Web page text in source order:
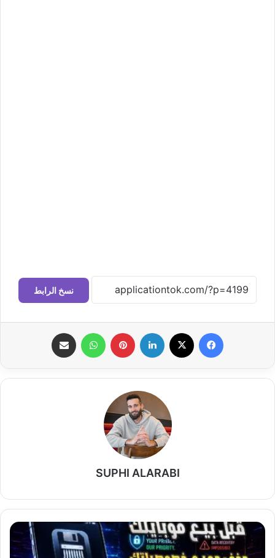
نسخ الرابط
فيسبوك لينكدإن بينتيريست واتساب
SUPHI ALARABI
حذف
الملفات
نهائياً